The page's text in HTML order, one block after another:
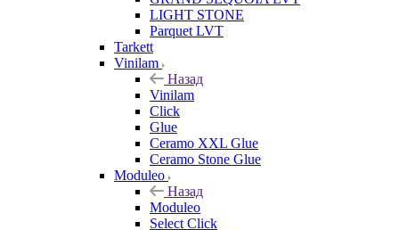
LIGHT STONE
Parquet LVT
Tarkett
Vinilam
Назад
Vinilam
Click
Glue
Ceramo XXL Glue
Ceramo Stone Glue
Moduleo
Назад
Moduleo
Select Click